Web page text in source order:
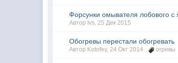
Форсунки омывателя лобового с
Автор Ivs,25 Дек 2015
Обогревы перестали обогревать
Автор Kotofey,24 Окт 2014 огревы